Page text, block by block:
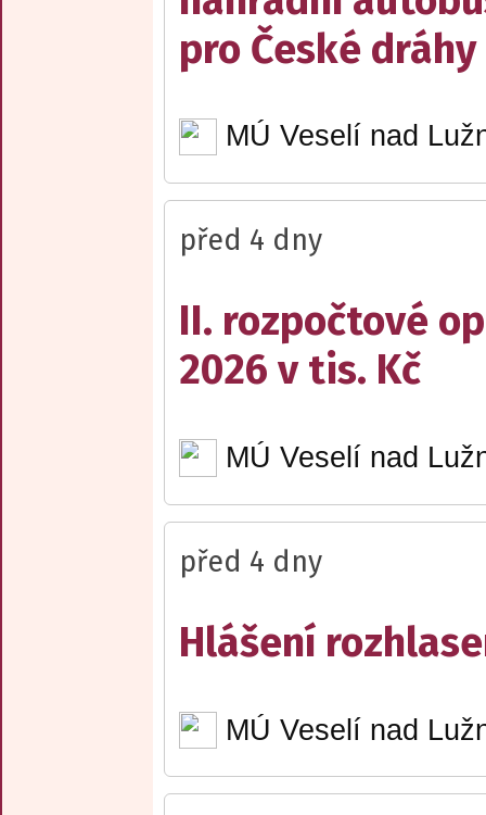
pro České dráhy
MÚ Veselí nad
před 4 dny
II. rozpočtové
2026 v tis. Kč
MÚ Veselí nad
před 4 dny
Hlášení
MÚ Veselí nad